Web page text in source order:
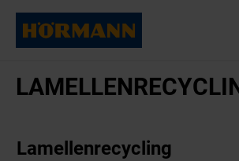
Lamellenrecycling